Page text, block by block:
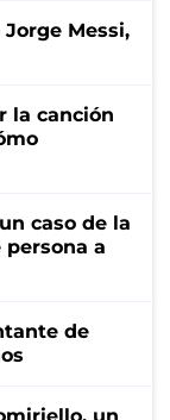
Messi,
la canción
caso de la
a
de